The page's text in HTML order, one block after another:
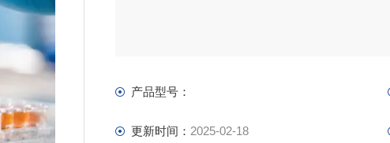
产品型号：
更新时间： 2025-02-18